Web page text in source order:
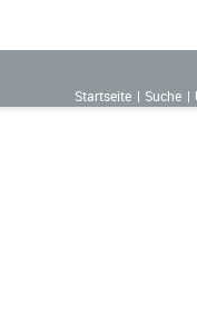
Startseite
Suche